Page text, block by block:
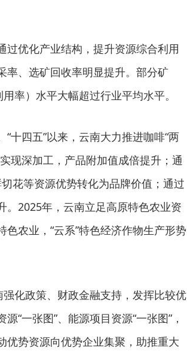
优化产业结构，提升资源综合利用
率、选矿回收率明显提升。部分矿
率）水平大幅超过行业平均水平。
十四五”以来，云南大力推进咖啡“两
现深加工，产品附加值成倍提升；通
花等资源优势转化为品牌价值；通过
。2025年，云南立足高原特色农业资
农业，“云系”特色经济作物生产形势
化政策、财政金融支持，发挥比较优
“一张图”、能源项目资源“一张图”，
优势资源向优势企业集聚，助推重大